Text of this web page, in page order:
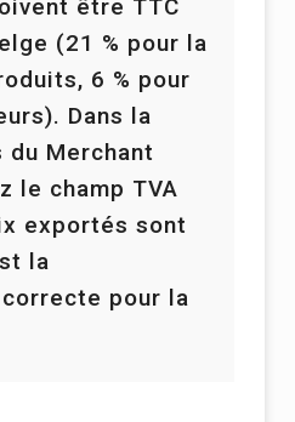
être TTC
(21 % pour la
6 % pour
Dans la
Merchant
le champ TVA
exportés sont
la
pour la